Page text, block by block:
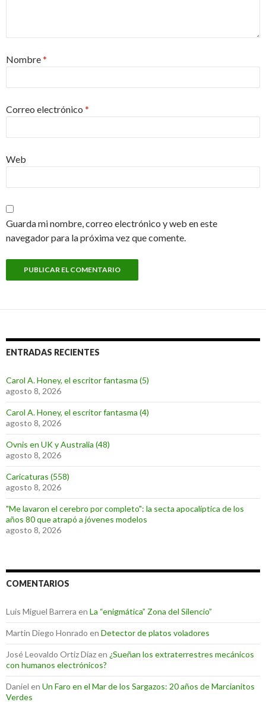
Nombre*
Correo electrónico *
Web
Guarda mi nombre, correo electrónico y web en este
navegador para la próxima vez que comente.
ENTRADAS RECIENTES
Carol A. Honey, el escritor fantasma (5)
agosto 8, 2026
Carol A. Honey, el escritor fantasma (4)
agosto 8, 2026
Ovnis en UK y Australia (48)
agosto 8, 2026
Caricaturas (558)
agosto 8, 2026
"Me lavaron el cerebro por completo": la secta apocalíptica de los
años 80 que atrapó a jóvenes modelos
agosto 8, 2026
COMENTARIOS
Luis Miguel Barrera en La “enigmática” Zona del Silencio”
Martin Diego Honrado en Detector de platos voladores
José Leovaldo Ortiz Díazen ¿Sueñan los extraterrestres mecánicos
con humanos electrónicos?
Daniel en Un Faro en el Mar de los Sargazos: 20 años de Marcianitos
Verdes